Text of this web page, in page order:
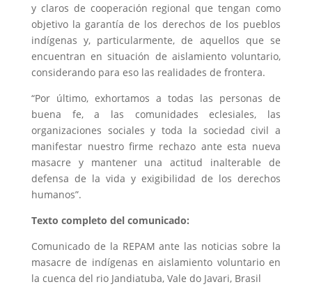
y claros de cooperación regional que tengan como
objetivo la garantía de los derechos de los pueblos
indígenas y, particularmente, de aquellos que se
encuentran en situación de aislamiento voluntario,
considerando para eso las realidades de frontera.
“Por último, exhortamos a todas las personas de
buena fe, a las comunidades eclesiales, las
organizaciones sociales y toda la sociedad civil a
manifestar nuestro firme rechazo ante esta nueva
masacre y mantener una actitud inalterable de
defensa de la vida y exigibilidad de los derechos
humanos”.
Texto completo del comunicado:
Comunicado de la REPAM ante las noticias sobre la
masacre de indígenas en aislamiento voluntario en
la cuenca del rio Jandiatuba, Vale do Javari, Brasil